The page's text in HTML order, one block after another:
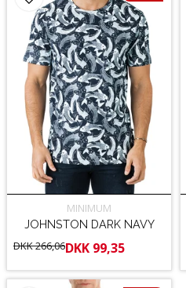
MINIMUM
JOHNSTON DARK NAVY
DKK 266,06DKK 99,35